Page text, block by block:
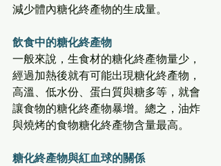
減少體內糖化終產物的生成量。
飲食中的糖化終產物
一般來說，生食材的糖化終產物量少，
經過加熱後就有可能出現糖化終產物，
高溫、低水份、蛋白質與糖多等，就會
讓食物的糖化終產物暴增。總之，油炸
與燒烤的食物糖化終產物含量最高。
糖化終產物與紅血球的關係